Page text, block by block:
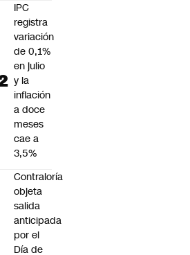
IPC
registra
variación
de 0,1%
en julio
y la
inflación
a doce
meses
cae a
3,5%
Contraloría
objeta
salida
anticipada
por el
Día de